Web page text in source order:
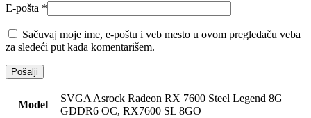
E-pošta *
Sačuvaj moje ime, e-poštu i veb mesto u ovom pregledaču veba
za sledeći put kada komentarišem.
Model
SVGA Asrock Radeon RX 7600 Steel Legend 8G
GDDR6 OC, RX7600 SL 8GO